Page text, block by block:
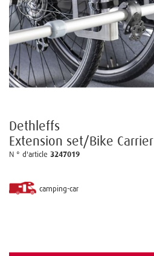
Dethleffs
Extension set/Bike Carrier
N ° d'article 3247019
camping-car